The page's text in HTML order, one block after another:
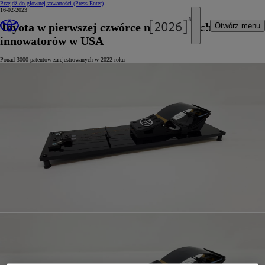
Przejdź do głównej zawartości (Press Enter)
Otwórz menu
16-02-2023
Toyota w pierwszej czwórce największych
innowatorów w USA
Ponad 3000 patentów zarejestrowanych w 2022 roku